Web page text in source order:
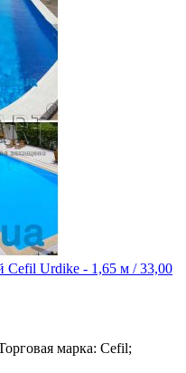
Cefil Urdike - 1,65 м / 33,00
марка: Cefil;